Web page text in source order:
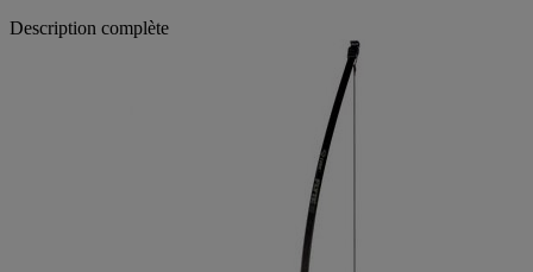
Description complète